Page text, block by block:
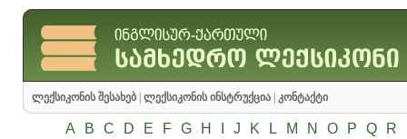
ლექსიკონის შესახებ ლექსიკონის ინსტრუქცია კონტაქტი
A B C D E F G H J K L M N O P Q R